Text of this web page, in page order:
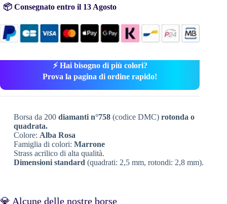
758
📦 Consegnato entro il 13 Agosto
⚡ Hai bisogno di più colori?
Prova la pagina di ordine rapido!
Borsa da 200 diamanti n°758(codice DMC) rotonda o
quadrata.
Colore: Alba Rosa
Famiglia di colori: Marrone
Strass acrilico di alta qualità.
Dimensioni standard (quadrati: 2,5 mm, rotondi: 2,8 mm).
💎 Alcune delle nostre borse